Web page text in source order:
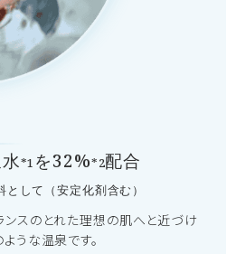
*1 を32%*2配合
して（安定化剤含む）
スのとれた理想の肌へと近づけ
ような温泉です。